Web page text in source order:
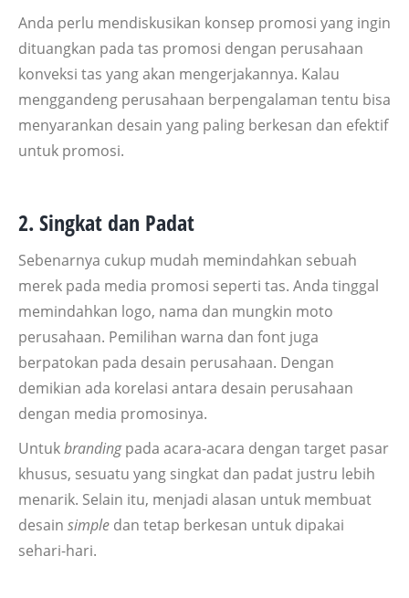
Anda perlu mendiskusikan konsep promosi yang ingin
dituangkan pada tas promosi dengan perusahaan
konveksi tas yang akan mengerjakannya. Kalau
menggandeng perusahaan berpengalaman tentu bisa
menyarankan desain yang paling berkesan dan efektif
untuk promosi.
2. Singkatdan Padat
Sebenarnya cukup mudah memindahkan sebuah
merek pada media promosi seperti tas. Anda tinggal
memindahkan logo, nama dan mungkin moto
perusahaan. Pemilihan warna dan font juga
berpatokan pada desain perusahaan. Dengan
demikian ada korelasi antara desain perusahaan
dengan media promosinya.
Untukbrandingpada acara-acara dengan target pasar
khusus, sesuatu yang singkat dan padat justru lebih
menarik. Selain itu, menjadi alasan untuk membuat
desain simple dan tetap berkesan untuk dipakai
sehari-hari.